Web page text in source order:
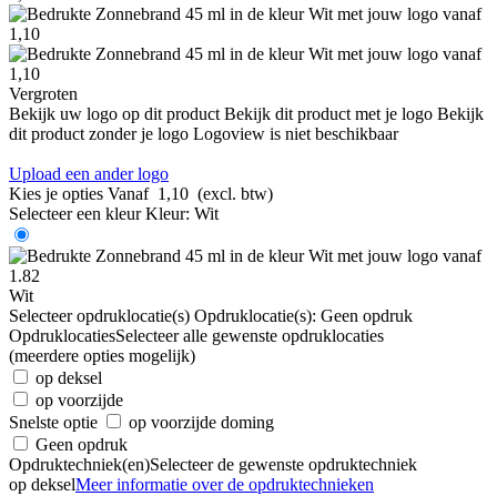
Vergroten
Bekijk uw logo op dit product Bekijk dit product met je logo Bekijk
dit product zonder je logo Logoview is niet beschikbaar
Upload een ander logo
Kies je opties Vanaf 1,10 (excl. btw)
Selecteer een kleur Kleur: Wit
Wit
Selecteer opdruklocatie(s) Opdruklocatie(s): Geen opdruk
OpdruklocatiesSelecteer alle gewenste opdruklocaties
(meerdere opties mogelijk)
op deksel
op voorzijde
Snelste optie
op voorzijde doming
Geen opdruk
Opdruktechniek(en)Selecteer de gewenste opdruktechniek
op dekselMeer informatie over de opdruktechnieken